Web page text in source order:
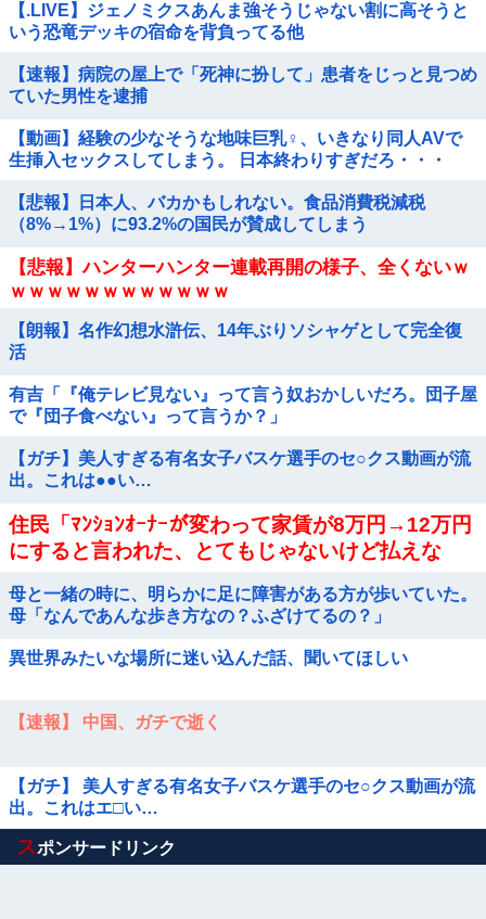
【.LIVE】ジェノミクスあんま強そうじゃない割に高そうと
いう恐竜デッキの宿命を背負ってる他
【速報】病院の屋上で「死神に扮して」患者をじっと見つめ
ていた男性を逮捕
【動画】経験の少なそうな地味巨乳♀、いきなり同人AVで
生挿入セックスしてしまう。 日本終わりすぎだろ・・・
【悲報】日本人、バカかもしれない。食品消費税減税
（8%→1%）に93.2%の国民が賛成してしまう
【悲報】ハンターハンター連載再開の様子、全くないｗ
ｗｗｗｗｗｗｗｗｗｗｗｗ
【朗報】名作幻想水滸伝、14年ぶりソシャゲとして完全復
活
有吉「『俺テレビ見ない』って言う奴おかしいだろ。団子屋
で『団子食べない』って言うか？」
【ガチ】美人すぎる有名女子バスケ選手のセ○クス動画が流
出。これは●●い…
住民「ﾏﾝｼｮﾝｵｰﾅｰが変わって家賃が8万円→12万円
にすると言われた、とてもじゃないけど払えな
母と一緒の時に、明らかに足に障害がある方が歩いていた。
母「なんであんな歩き方なの？ふざけてるの？」
異世界みたいな場所に迷い込んだ話、聞いてほしい
【速報】 中国、ガチで逝く
【ガチ】 美人すぎる有名女子バスケ選手のセ○クス動画が流
出。これはエ□い…
Powered by livedoor 相互RSS
スポンサードリンク